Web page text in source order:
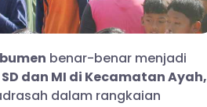
benar-benar menjadi
dan MI di Kecamatan Ayah,
dalam rangkaian